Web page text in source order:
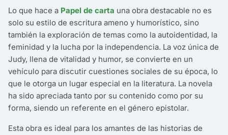
Lo que hace a Papel de carta una obra destacable no es
solo su estilo de escritura ameno y humorístico, sino
también la exploración de temas como la autoidentidad, la
feminidad y la lucha por la independencia. La voz única de
Judy, llena de vitalidad y humor, se convierte en un
vehículo para discutir cuestiones sociales de su época, lo
que le otorga un lugar especial en la literatura. La novela
ha sido apreciada tanto por su contenido como por su
forma, siendo un referente en el género epistolar.
Esta obra es ideal para los amantes de las historias de